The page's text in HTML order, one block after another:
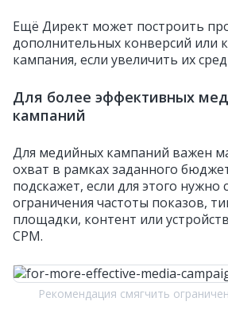
Ещё Директ может построить
дополнительных конверсий или
кампания, если увеличить их
Для более эффективных
кампаний
Для медийных кампаний важен
охват в рамках заданного
подскажет, если для этого нужно
ограничения частоты показов,
площадки, контент или
СРМ.
Рекомендация смягчить